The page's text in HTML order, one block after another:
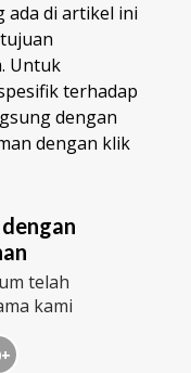
ada di artikel ini
Untuk
terhadap
dengan
dengan klik
telah
kami